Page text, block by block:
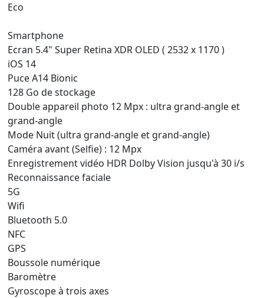
Eco
Smartphone
Ecran 5.4" Super Retina XDR OLED ( 2532 x 1170 )
iOS 14
Puce A14 Bionic
128 Go de stockage
Double appareil photo 12 Mpx : ultra grand‑angle et
grand‑angle
Mode Nuit (ultra grand-angle et grand-angle)
Caméra avant (Selfie) : 12 Mpx
Enregistrement vidéo HDR Dolby Vision jusqu'à 30 i/s
Reconnaissance faciale
5G
Wifi
Bluetooth 5.0
NFC
GPS
Boussole numérique
Baromètre
Gyroscope à trois axes